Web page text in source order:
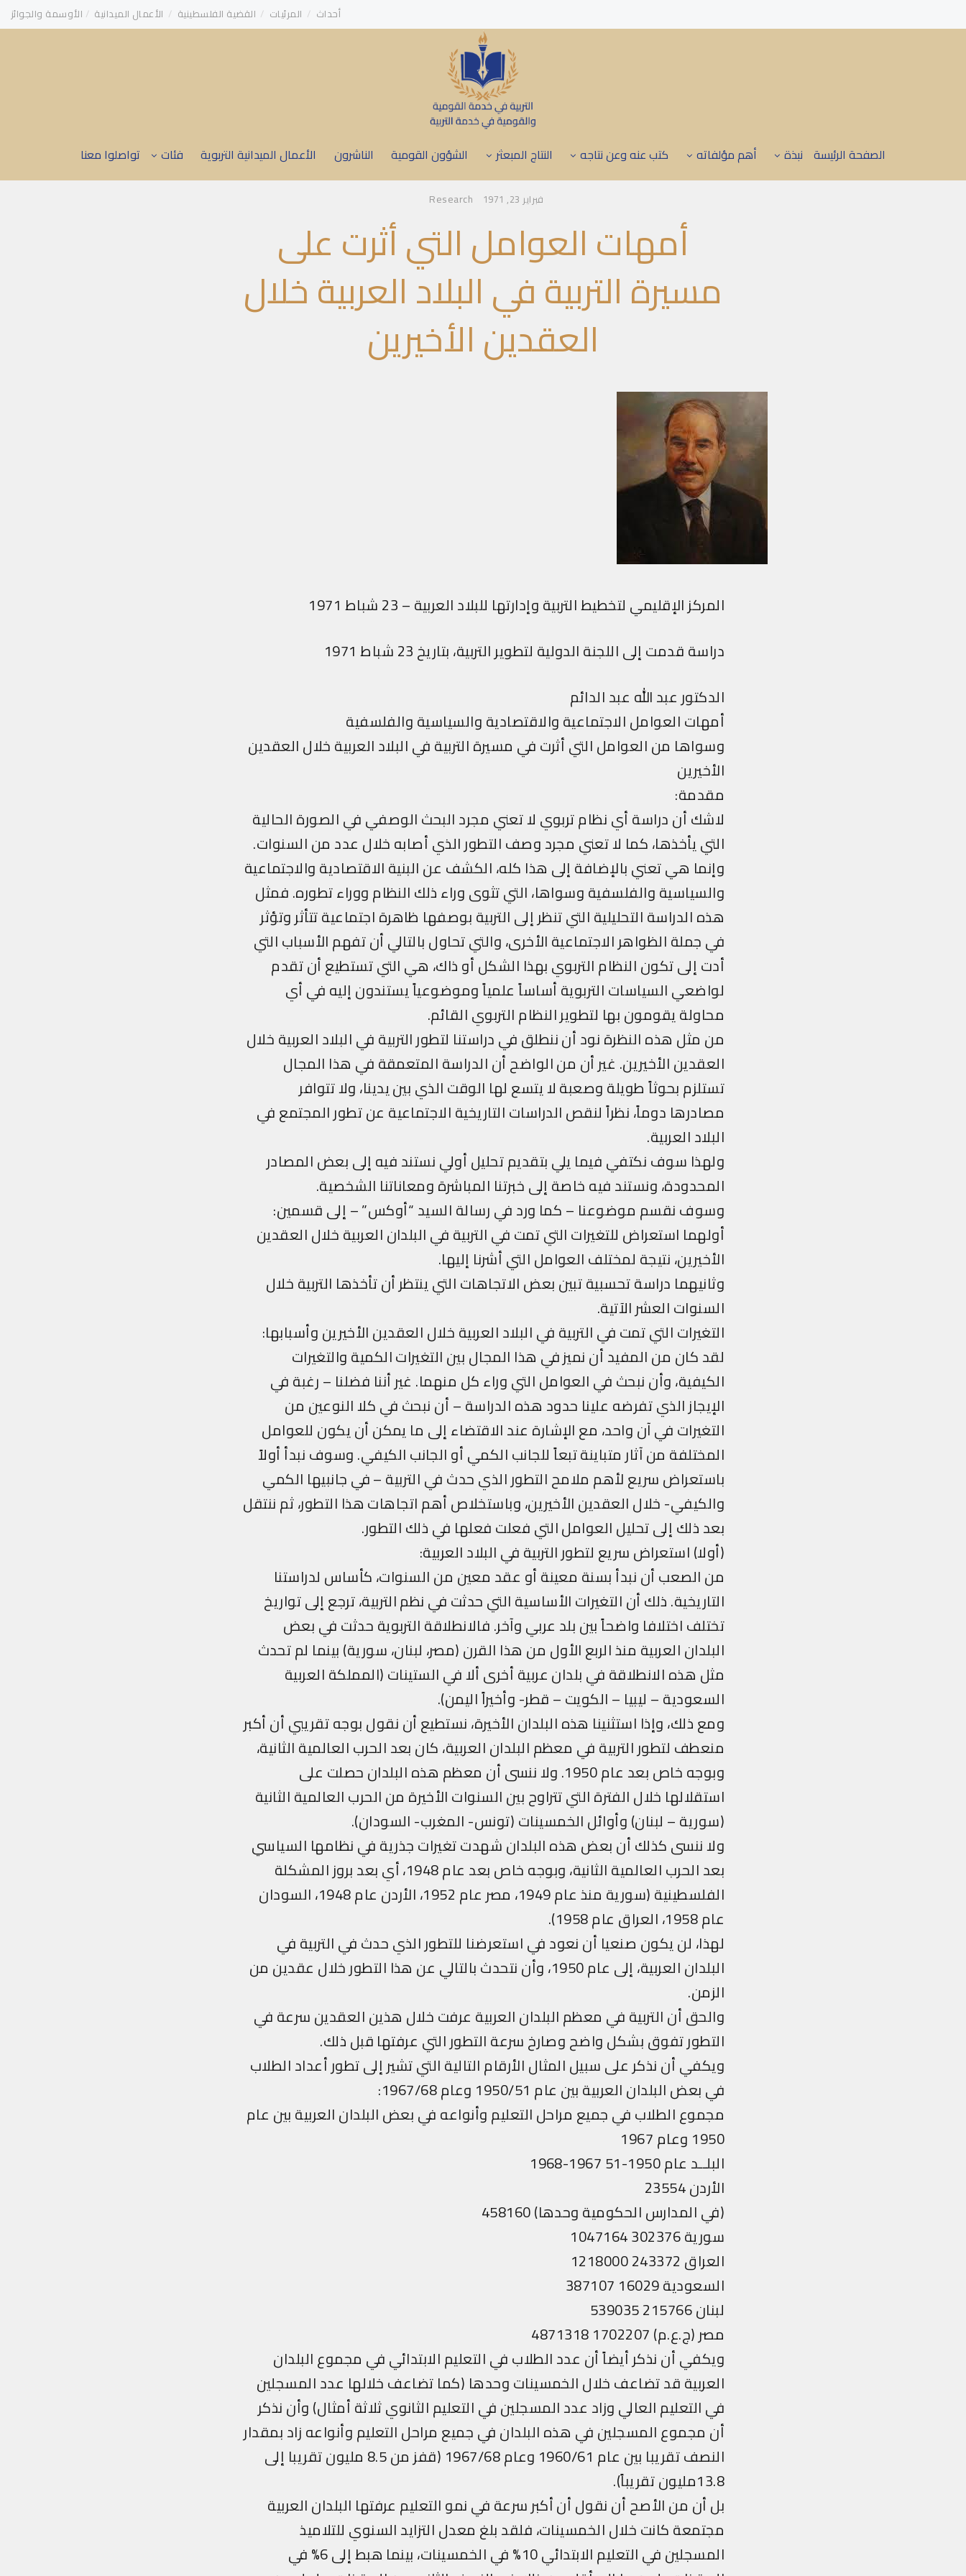
أحداث المرئيات القضية الفلسطينية الأعمال الميدانية الأوسمة والجوائز
الصفحة الرئيسة نبذة أهم مؤلفاته كتب عنه وعن نتاجه النتاج المبعثر الشؤون القومية الناشرون الأعمال الميدانية التربوية فئات تواصلوا معنا
فبراير 23, 1971 Research
أمهات العوامل التي أثرت على
مسيرة التربية في البلاد العربية خلال
العقدين الأخيرين
المركز الإقليمي لتخطيط التربية وإدارتها للبلاد العربية – 23 شباط 1971
دراسة قدمت إلى اللجنة الدولية لتطوير التربية، بتاريخ 23 شباط 1971
الدكتور عبد الله عبد الدائم
أمهات العوامل الاجتماعية والاقتصادية والسياسية والفلسفية
وسواها من العوامل التي أثرت في مسيرة التربية في البلاد العربية خلال العقدين
الأخيرين
مقدمة:
لاشك أن دراسة أي نظام تربوي لا تعني مجرد البحث الوصفي في الصورة الحالية
التي يأخذها، كما لا تعني مجرد وصف التطور الذي أصابه خلال عدد من السنوات.
وإنما هي تعني بالإضافة إلى هذا كله، الكشف عن البنية الاقتصادية والاجتماعية
والسياسية والفلسفية وسواها، التي تثوى وراء ذلك النظام ووراء تطوره. فمثل
هذه الدراسة التحليلية التي تنظر إلى التربية بوصفها ظاهرة اجتماعية تتأثر وتؤثر
في جملة الظواهر الاجتماعية الأخرى، والتي تحاول بالتالي أن تفهم الأسباب التي
أدت إلى تكون النظام التربوي بهذا الشكل أو ذاك، هي التي تستطيع أن تقدم
لواضعي السياسات التربوية أساساً علمياً وموضوعياً يستندون إليه في أي
محاولة يقومون بها لتطوير النظام التربوي القائم.
من مثل هذه النظرة نود أن ننطلق في دراستنا لتطور التربية في البلاد العربية خلال
العقدين الأخيرين. غير أن من الواضح أن الدراسة المتعمقة في هذا المجال
تستلزم بحوثاً طويلة وصعبة لا يتسع لها الوقت الذي بين يدينا، ولا تتوافر
مصادرها دوماً، نظراً لنقص الدراسات التاريخية الاجتماعية عن تطور المجتمع في
البلاد العربية.
ولهذا سوف نكتفي فيما يلي بتقديم تحليل أولي نستند فيه إلى بعض المصادر
المحدودة، ونستند فيه خاصة إلى خبرتنا المباشرة ومعاناتنا الشخصية.
وسوف نقسم موضوعنا – كما ورد في رسالة السيد “أوكس” – إلى قسمين:
أولهما استعراض للتغيرات التي تمت في التربية في البلدان العربية خلال العقدين
الأخيرين، نتيجة لمختلف العوامل التي أشرنا إليها.
وثانيهما دراسة تحسبية تبين بعض الاتجاهات التي ينتظر أن تأخذها التربية خلال
السنوات العشر الآتية.
التغيرات التي تمت في التربية في البلاد العربية خلال العقدين الأخيرين وأسبابها:
لقد كان من المفيد أن نميز في هذا المجال بين التغيرات الكمية والتغيرات
الكيفية، وأن نبحث في العوامل التي وراء كل منهما. غير أننا فضلنا – رغبة في
الإيجاز الذي تفرضه علينا حدود هذه الدراسة – أن نبحث في كلا النوعين من
التغيرات في آن واحد، مع الإشارة عند الاقتضاء إلى ما يمكن أن يكون للعوامل
المختلفة من آثار متباينة تبعاً للجانب الكمي أو الجانب الكيفي. وسوف نبدأ أولاً
باستعراض سريع لأهم ملامح التطور الذي حدث في التربية – في جانبيها الكمي
والكيفي- خلال العقدين الأخيرين، وباستخلاص أهم اتجاهات هذا التطور، ثم ننتقل
بعد ذلك إلى تحليل العوامل التي فعلت فعلها في ذلك التطور.
(أولا) استعراض سريع لتطور التربية في البلاد العربية:
من الصعب أن نبدأ بسنة معينة أو عقد معين من السنوات، كأساس لدراستنا
التاريخية. ذلك أن التغيرات الأساسية التي حدثت في نظم التربية، ترجع إلى تواريخ
تختلف اختلافا واضحاً بين بلد عربي وآخر. فالانطلاقة التربوية حدثت في بعض
البلدان العربية منذ الربع الأول من هذا القرن (مصر، لبنان، سورية) بينما لم تحدث
مثل هذه الانطلاقة في بلدان عربية أخرى ألا في الستينات (المملكة العربية
السعودية – ليبيا – الكويت – قطر- وأخيراً اليمن).
ومع ذلك، وإذا استثنينا هذه البلدان الأخيرة، نستطيع أن نقول بوجه تقريبي أن أكبر
منعطف لتطور التربية في معظم البلدان العربية، كان بعد الحرب العالمية الثانية،
وبوجه خاص بعد عام 1950. ولا ننسى أن معظم هذه البلدان حصلت على
استقلالها خلال الفترة التي تتراوح بين السنوات الأخيرة من الحرب العالمية الثانية
(سورية – لبنان) وأوائل الخمسينات (تونس- المغرب- السودان).
ولا ننسى كذلك أن بعض هذه البلدان شهدت تغيرات جذرية في نظامها السياسي
بعد الحرب العالمية الثانية، وبوجه خاص بعد عام 1948، أي بعد بروز المشكلة
الفلسطينية (سورية منذ عام 1949، مصر عام 1952، الأردن عام 1948، السودان
عام 1958، العراق عام 1958).
لهذا، لن يكون صنعيا أن نعود في استعرضنا للتطور الذي حدث في التربية في
البلدان العربية، إلى عام 1950، وأن نتحدث بالتالي عن هذا التطور خلال عقدين من
الزمن.
والحق أن التربية في معظم البلدان العربية عرفت خلال هذين العقدين سرعة في
التطور تفوق بشكل واضح وصارخ سرعة التطور التي عرفتها قبل ذلك.
ويكفي أن نذكر على سبيل المثال الأرقام التالية التي تشير إلى تطور أعداد الطلاب
في بعض البلدان العربية بين عام 1950/51 وعام 1967/68:
مجموع الطلاب في جميع مراحل التعليم وأنواعه في بعض البلدان العربية بين عام
1950 وعام 1967
البلــد عام 1950-51 1967-1968
الأردن 23554
(في المدارس الحكومية وحدها) 458160
سورية 302376 1047164
العراق 243372 1218000
السعودية 16029 387107
لبنان 215766 539035
مصر (ج.ع.م) 1702207 4871318
ويكفي أن نذكر أيضاً أن عدد الطلاب في التعليم الابتدائي في مجموع البلدان
العربية قد تضاعف خلال الخمسينات وحدها (كما تضاعف خلالها عدد المسجلين
في التعليم العالي وزاد عدد المسجلين في التعليم الثانوي ثلاثة أمثال) وأن نذكر
أن مجموع المسجلين في هذه البلدان في جميع مراحل التعليم وأنواعه زاد بمقدار
النصف تقريبا بين عام 1960/61 وعام 1967/68 (قفز من 8.5 مليون تقريبا إلى
13.8مليون تقريباً).
بل أن من الأصح أن نقول أن أكبر سرعة في نمو التعليم عرفتها البلدان العربية
مجتمعة كانت خلال الخمسينات، فلقد بلغ معدل التزايد السنوي للتلاميذ
المسجلين في التعليم الابتدائي 10% في الخمسينات، بينما هبط إلى 6% في